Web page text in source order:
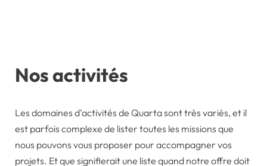
Nos activités
Les domaines d’activités de Quarta sont très variés, et il
est parfois complexe de lister toutes les missions que
nous pouvons vous proposer pour accompagner vos
projets. Et que signifierait une liste quand notre offre doit